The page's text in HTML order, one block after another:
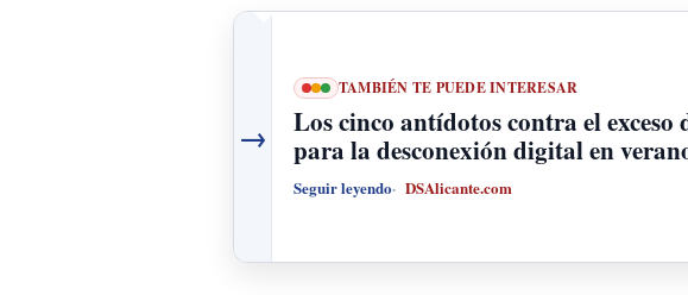
→
TAMBIÉN TE PUEDE INTERESAR
Los cinco antídotos contra el
para la desconexión digital en
Seguir leyendo DSAlicante.com